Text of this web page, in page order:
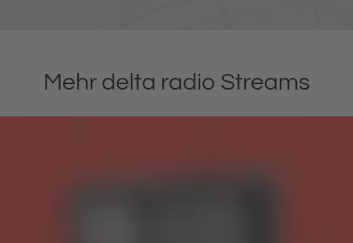
Mehr delta radio Streams